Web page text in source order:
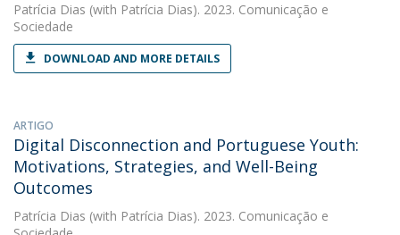
Patrícia Dias (with Patrícia Dias). 2023. Comunicação e
Sociedade
DOWNLOAD AND MORE DETAILS
ARTIGO
Digital Disconnection and Portuguese Youth:
Motivations, Strategies, and Well-Being
Outcomes
Patrícia Dias (with Patrícia Dias). 2023. Comunicação e